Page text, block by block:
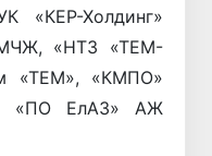
«КEР-Холдинг»
«НТЗ «ТEМ-
«ТEМ», «КМПО»
«ПО ЕлАЗ» АЖ